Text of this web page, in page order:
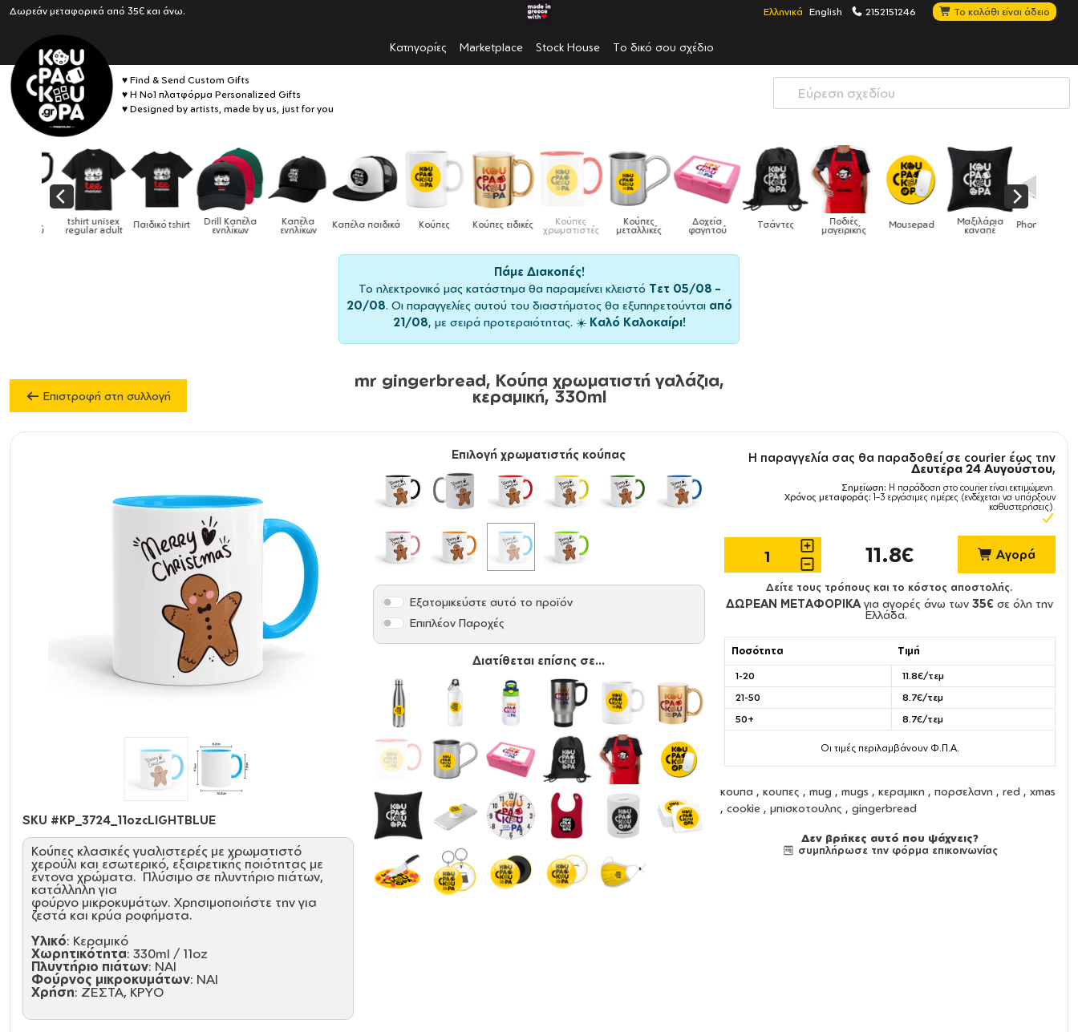
Δωρεάν μεταφορικά από 35€ και άνω. Ελληνικά English 2152151246 Το καλάθι είναι άδειο
Κατηγορίες Marketplace Stock House Το δικό σου σχέδιο
♥ Find & Send Custom Gifts
♥ Η No1 πλατφόρμα Personalized Gifts
♥ Designed by artists, made by us, just for you
Drill Καπέλα
ενηλίκων
Καπέλα
ενηλίκων Καπέλα παιδικά Κούπες Κούπες ειδικές Κούπες
χρωματιστές
Κούπες
μεταλλικές
Δοχεία
φαγητού Τσάντες Ποδιές
μαγειρικής Mousepad Μαξιλάρια
καναπέ Phone Holders Ρολόγια Βρεφικά
Πάμε Διακοπές!
Το ηλεκτρονικό μας κατάστημα θα παραμείνει κλειστό Τετ 05/08 –
20/08. Οι παραγγελίες αυτού του διαστήματος θα εξυπηρετούνται από
21/08, με σειρά προτεραιότητας. ☀️ Καλό Καλοκαίρι!
Επιστροφή στη συλλογή
mr gingerbread, Κούπα χρωματιστή γαλάζια,
κεραμική, 330ml
SKU #KP_3724_11ozcLIGHTBLUE
Κούπες κλασικές γυαλιστερές με χρωματιστό
χερούλι και εσωτερικό, εξαιρετικής ποιότητας με
έντονα χρώματα. Πλύσιμο σε πλυντήριο πιάτων,
κατάλληλη για
φούρνο μικροκυμάτων. Χρησιμοποιήστε την για
ζεστά και κρύα ροφήματα.
Υλικό: Κεραμικό
Χωρητικότητα: 330ml / 11oz
Πλυντήριο πιάτων: ΝΑΙ
Φούρνος μικροκυμάτων: ΝΑΙ
Χρήση: ΖΕΣΤΑ, ΚΡΥΟ
Επιλογή χρωματιστής κούπας
Εξατομικεύστε αυτό το προϊόν
Επιπλέον Παροχές
Διατίθεται επίσης σε...
Η παραγγελία σας θα παραδοθεί σε courier έως την
Δευτέρα 24 Αυγούστου,
Σημείωση: Η παράδοση στο courier είναι εκτιμώμενη.
Χρόνος μεταφοράς: 1–3 εργάσιμες ημέρες (ενδέχεται να υπάρξουν
καθυστερήσεις).
11.8€ Αγορά
Δείτε τους τρόπους και το κόστος αποστολής.
ΔΩΡΕΑΝ ΜΕΤΑΦΟΡΙΚΑ για αγορές άνω των35€ σε όλη την
Ελλάδα.
Ποσότητα Τιμή
1-20
11.8€/τεμ
21-50
8.7€/τεμ
50+
8.7€/τεμ
Οι τιμές περιλαμβάνουν Φ.Π.Α.
κουπα , κουπες , mug , mugs , κεραμικη , πορσελανη , red , xmas
, cookie , μπισκοτουλης , gingerbread
Δεν βρήκες αυτό που ψάχνεις?
συμπλήρωσε την φόρμα επικοινωνίας